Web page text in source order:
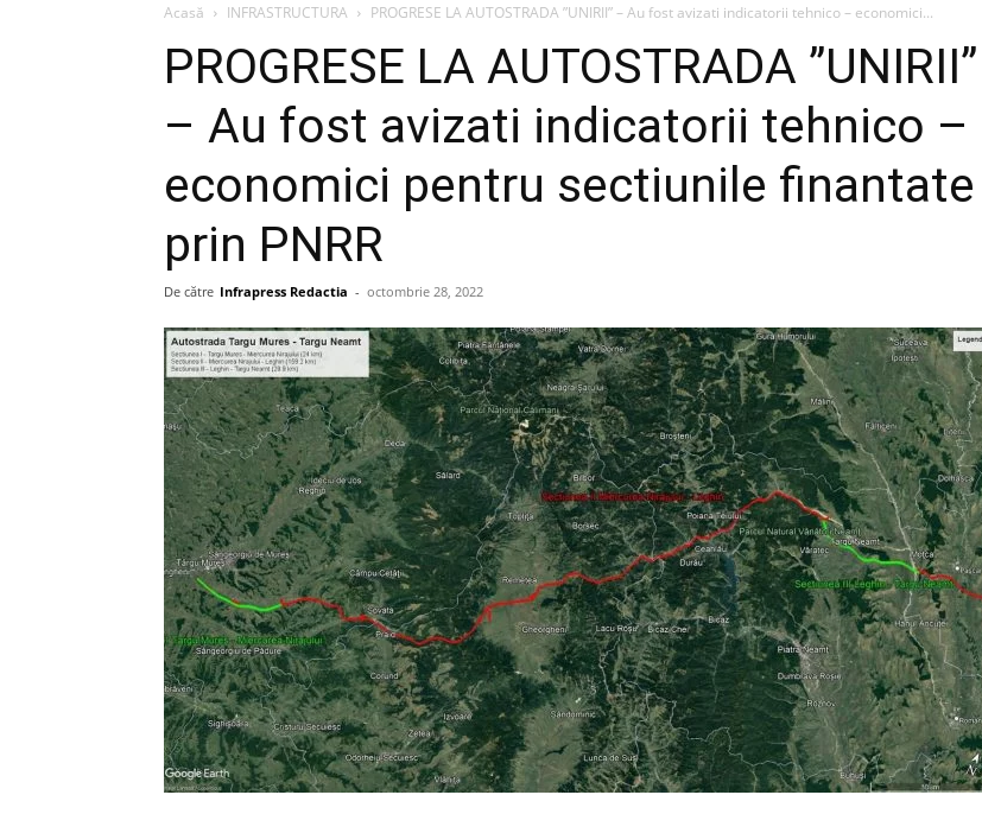
Acasă INFRASTRUCTURA PROGRESE LA AUTOSTRADA ”UNIRII” – Au fost avizati indicatorii tehnico – economici...
PROGRESE LA AUTOSTRADA ”UNIRII”
– Au fost avizati indicatorii tehnico –
economici pentru sectiunile finantate
prin PNRR
De către Infrapress Redactia - octombrie 28, 2022